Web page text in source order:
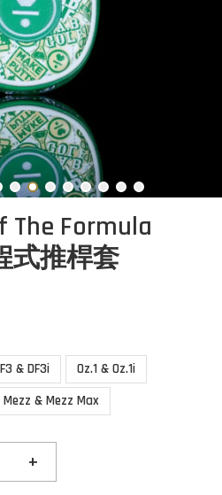
The Formula
式推桿套
& DF3i
Oz.1 & Oz.1i
Mezz & Mezz Max
+